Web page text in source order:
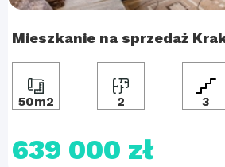
Mieszkanie na sprzedaż
50m2 2 3
639 000 zł